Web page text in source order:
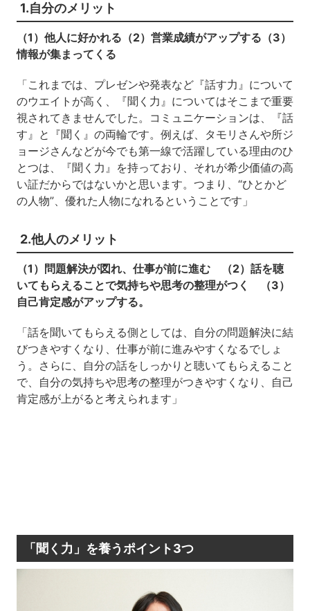
1.自分のメリット
（1）他人に好かれる（2）営業成績がアップする（3）
情報が集まってくる
「これまでは、プレゼンや発表など『話す力』について
のウエイトが高く、『聞く力』についてはそこまで重要
視されてきませんでした。コミュニケーションは、『話
す』と『聞く』の両輪です。例えば、タモリさんや所ジ
ョージさんなどが今でも第一線で活躍している理由のひ
とつは、『聞く力』を持っており、それが希少価値の高
い証だからではないかと思います。つまり、“ひとかど
の人物”、優れた人物になれるということです」
2.他人のメリット
（1）問題解決が図れ、仕事が前に進む （2）話を聴
いてもらえることで気持ちや思考の整理がつく （3）
自己肯定感がアップする。
「話を聞いてもらえる側としては、自分の問題解決に結
びつきやすくなり、仕事が前に進みやすくなるでしょ
う。さらに、自分の話をしっかりと聴いてもらえること
で、自分の気持ちや思考の整理がつきやすくなり、自己
肯定感が上がると考えられます」
「聞く力」を養うポイント3つ